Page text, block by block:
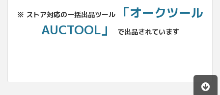
※ ストア対応の一括出品ツール
「オークツール
AUCTOOL」
で出品されています